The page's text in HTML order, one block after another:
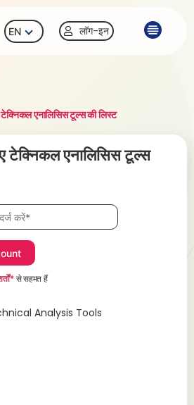
EN लॉग-इन
एनालिसिस टूल्स की लिस्ट
टेक्निकल एनालिसिस टूल्स
है
से सहमत हैं